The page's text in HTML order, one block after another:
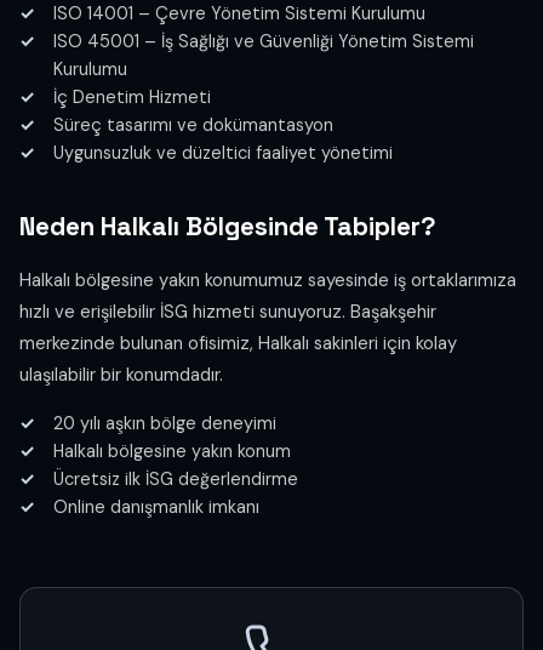
ISO 14001 – Çevre Yönetim Sistemi Kurulumu
ISO 45001 – İş Sağlığı ve Güvenliği Yönetim Sistemi
Kurulumu
İç Denetim Hizmeti
Süreç tasarımı ve dokümantasyon
Uygunsuzluk ve düzeltici faaliyet yönetimi
Neden Halkalı Bölgesinde Tabipler?
Halkalı bölgesine yakın konumumuz sayesinde iş ortaklarımıza
hızlı ve erişilebilir İSG hizmeti sunuyoruz. Başakşehir
merkezinde bulunan ofisimiz, Halkalı sakinleri için kolay
ulaşılabilir bir konumdadır.
20 yılı aşkın bölge deneyimi
Halkalı bölgesine yakın konum
Ücretsiz ilk İSG değerlendirme
Online danışmanlık imkanı